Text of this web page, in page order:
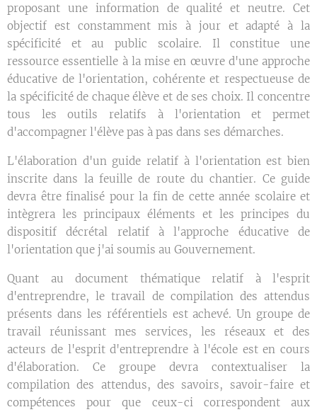
proposant une information de qualité et neutre. Cet
objectif est constamment mis à jour et adapté à la
spécificité et au public scolaire. Il constitue une
ressource essentielle à la mise en œuvre d'une approche
éducative de l'orientation, cohérente et respectueuse de
la spécificité de chaque élève et de ses choix. Il concentre
tous les outils relatifs à l'orientation et permet
d'accompagner l'élève pas à pas dans ses démarches.
L'élaboration d'un guide relatif à l'orientation est bien
inscrite dans la feuille de route du chantier. Ce guide
devra être finalisé pour la fin de cette année scolaire et
intègrera les principaux éléments et les principes du
dispositif décrétal relatif à l'approche éducative de
l'orientation que j'ai soumis au Gouvernement.
Quant au document thématique relatif à l'esprit
d'entreprendre, le travail de compilation des attendus
présents dans les référentiels est achevé. Un groupe de
travail réunissant mes services, les réseaux et des
acteurs de l'esprit d'entreprendre à l'école est en cours
d'élaboration. Ce groupe devra contextualiser la
compilation des attendus, des savoirs, savoir-faire et
compétences pour que ceux-ci correspondent aux